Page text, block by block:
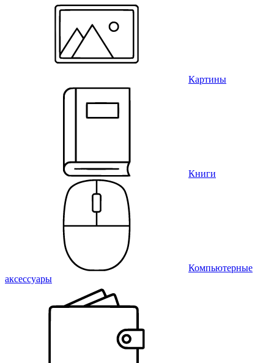
Картины
Книги
Компьютерные
аксессуары